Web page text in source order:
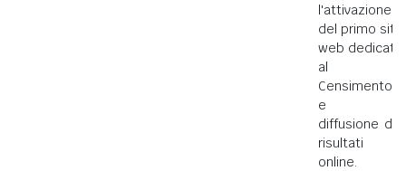
l'attivazione
del primo sito
web dedicato
al
Censimento
e la
diffusione dei
risultati
online.